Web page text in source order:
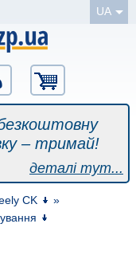
UA
– тримай!
деталі тут...
CK
»